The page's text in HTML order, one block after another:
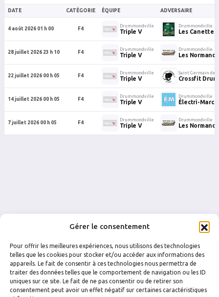
Gérer le consentement
Pour offrir les meilleures expériences, nous utilisons des technologies
telles que les cookies pour stocker et/ou accéder aux informations des
appareils. Le fait de consentir à ces technologies nous permettra de
traiter des données telles que le comportement de navigation ou les ID
uniques sur ce site. Le fait de ne pas consentir ou de retirer son
consentement peut avoir un effet négatif sur certaines caractéristiques
DATE CATÉGORIE ÉQUIPE ADVERSAIRE
4 août 2026 01 h 00 F4
Drummondville
Triple V
Drummondville
Les Canettes
28 juillet 2026 23 h 10 F4
Drummondville
Triple V
Drummondville
Les
22 juillet 2026 00 h 05 F4
Drummondville
Triple V
Saint Germain de
Crossfit
14 juillet 2026 00 h 05 F4
Drummondville
Triple V
Drummondville
Électri-Marc
7 juillet 2026 00 h 05 F4
Drummondville
Triple V
Drummondville
Les
FACEBOOK INSTAGRAM